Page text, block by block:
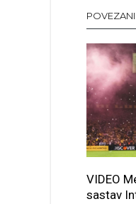
VIDEO
sastav